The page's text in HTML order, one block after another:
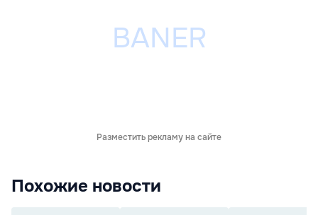
Разместить рекламу на сайте
Похожие новости